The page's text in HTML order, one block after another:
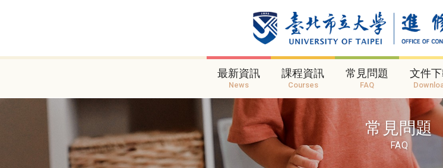
最新資訊
News
課程資訊
Courses
常見問題
FAQ
文件
常見問題
FAQ